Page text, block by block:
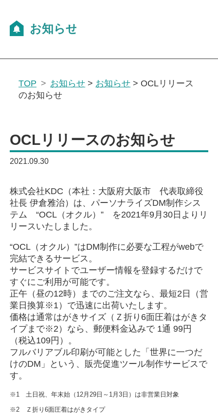
TOP お知らせ > お知らせ > OCLリリース
のお知らせ
OCLリリースのお知らせ
2021.09.30
株式会社KDC（本社：大阪府大阪市 代表取締役
社長 伊倉雅治）は、パーソナライズDM制作シス
テム “OCL（オクル）” を2021年9月30日よりリ
リースいたしました。
“OCL（オクル）”はDM制作に必要な工程がwebで
完結できるサービス。
サービスサイトでユーザー情報を登録するだけで
すぐにご利用が可能です。
正午（昼の12時）までのご注文なら、最短2日（営
業日換算※1）で迅速に出荷いたします。
価格は通常はがきサイズ（Ｚ折り6面圧着はがきタ
イプまで※2）なら、郵便料金込みで 1通 99円
（税込109円）。
フルバリアブル印刷が可能とした「世界に一つだ
けのDM」という、販売促進ツール制作サービスで
す。
※1 土日祝、年末始（12月29日～1月3日）は非営業日対象
※2 Ｚ折り6面圧着はがきタイプ